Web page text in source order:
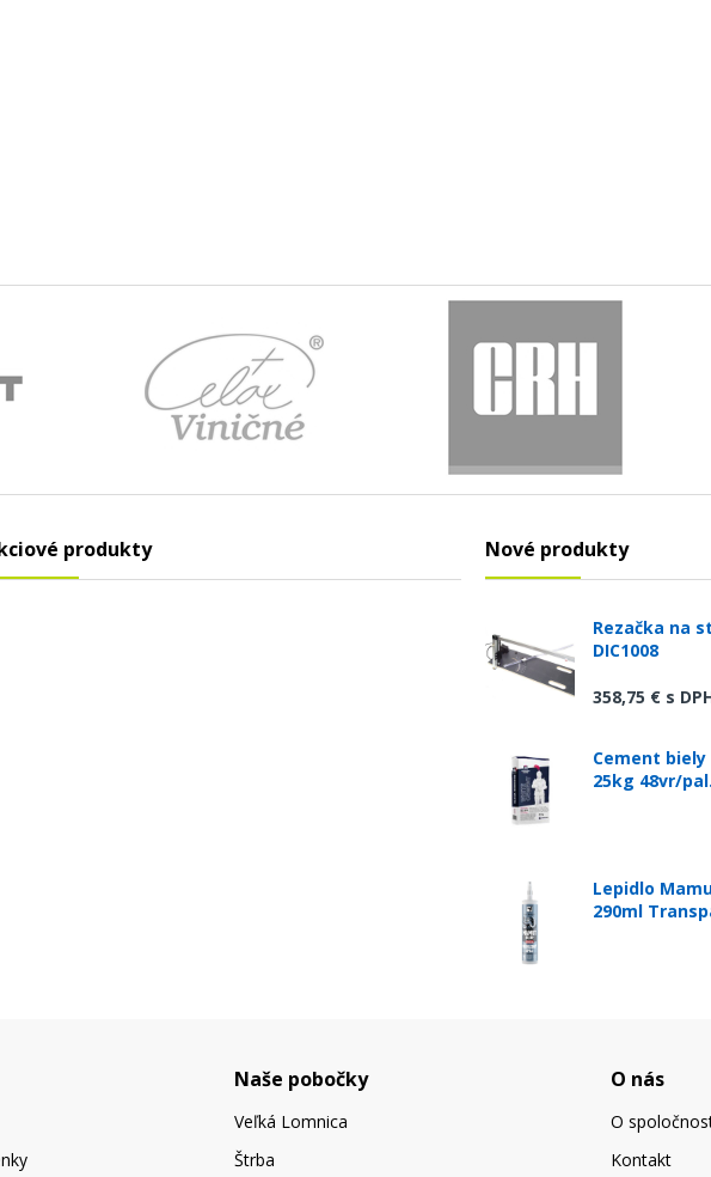
produkty Nové produkty
Rezačka na
DIC1008
358,75 € s
Cement biely
25kg 48vr/pal.
Lepidlo
290ml
Naše pobočky
Veľká Lomnica
Štrba
O nás
O
Kontakt